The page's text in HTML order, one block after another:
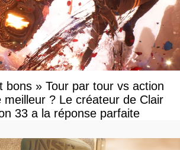
bons » Tour par tour vs action
meilleur ? Le créateur de Clair
33 a la réponse parfaite